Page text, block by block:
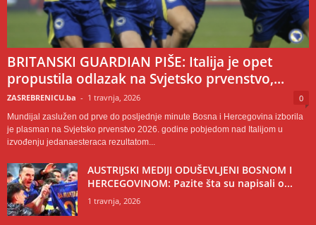
BRITANSKI GUARDIAN PIŠE: Italija je opet
propustila odlazak na Svjetsko prvenstvo,...
ZASREBRENICU.ba - 1 travnja, 2026 0
Mundijal zaslužen od prve do posljednje minute Bosna i Hercegovina izborila
je plasman na Svjetsko prvenstvo 2026. godine pobjedom nad Italijom u
izvođenju jedanaesteraca rezultatom...
AUSTRIJSKI MEDIJI ODUŠEVLJENI BOSNOM I
HERCEGOVINOM: Pazite šta su napisali o...
1 travnja, 2026